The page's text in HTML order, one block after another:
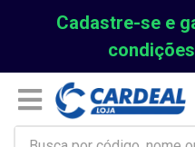
Cadastre-se e